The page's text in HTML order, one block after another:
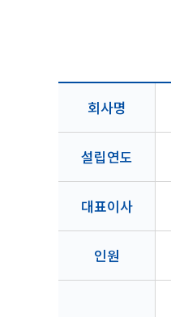
회사명
설립연도
대표이사
인원